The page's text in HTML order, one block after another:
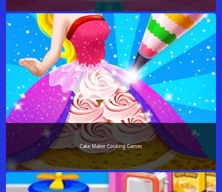
Cake Maker Cooking Games